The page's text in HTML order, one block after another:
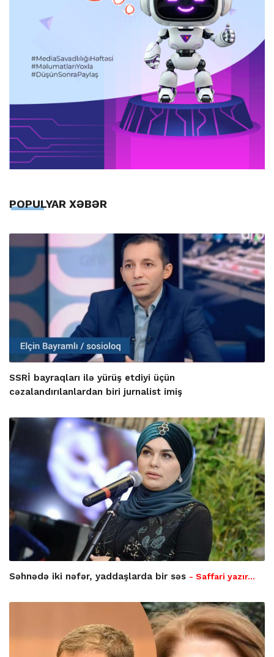
POPULYAR XƏBƏR
SSRİ bayraqları ilə yürüş etdiyi üçün
cəzalandırılanlardan biri jurnalist imiş
Səhnədə iki nəfər, yaddaşlarda bir səs - Saffari yazır…